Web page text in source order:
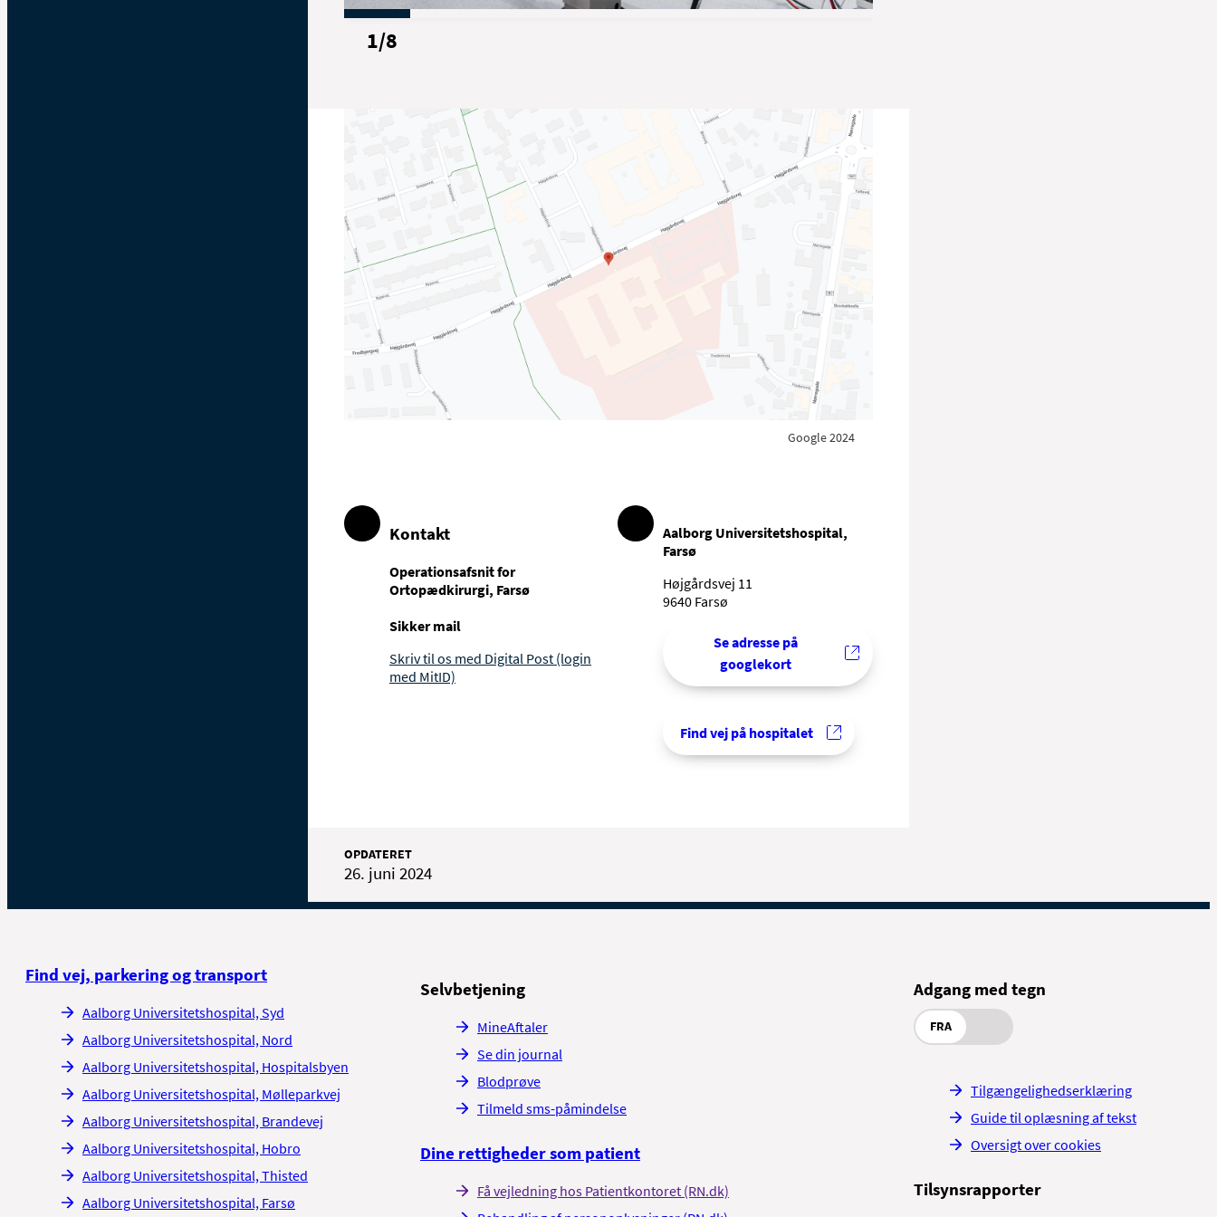
personale, der udstråler stor professionalisme, forklarede
næstformanden for Patientinddragelsesudvalget i Region Nordjylland.
personalet var meget lydhøre overfor mine spørgsmål. Alt sammen med
en vis portion humor og professionalisme.
Læs mere om, hvorfor vi modtog Patienternes Pris
1/8
Google 2024
Kontakt
Operationsafsnit for
Ortopædkirurgi, Farsø
Sikker mail
Skriv til os med Digital Post (login
med MitID)
Aalborg Universitetshospital,
Farsø
Højgårdsvej 11
9640 Farsø
Se adresse på
googlekort
Find vej på hospitalet
OPDATERET
26. juni 2024
Find vej, parkering og transport
Aalborg Universitetshospital, Syd
Aalborg Universitetshospital, Nord
Aalborg Universitetshospital, Hospitalsbyen
Aalborg Universitetshospital, Mølleparkvej
Aalborg Universitetshospital, Brandevej
Aalborg Universitetshospital, Hobro
Aalborg Universitetshospital, Thisted
Aalborg Universitetshospital, Farsø
Selvbetjening
MineAftaler
Se din journal
Blodprøve
Tilmeld sms-påmindelse
Dine rettigheder som patient
Få vejledning hos Patientkontoret (RN.dk)
Adgang med tegn
FRA
Tilgængelighedserklæring
Guide til oplæsning af tekst
Oversigt over cookies
Tilsynsrapporter